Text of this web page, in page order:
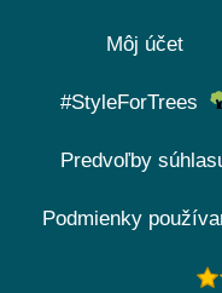
Môj účet
#StyleForTrees
Predvoľby
Podmienky